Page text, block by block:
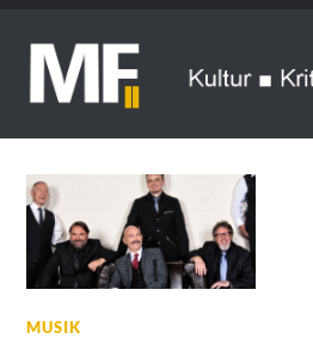
MUSIK